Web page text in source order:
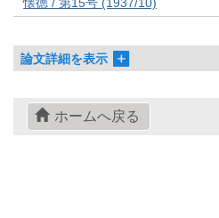
論文詳細を表示
ホームへ戻る